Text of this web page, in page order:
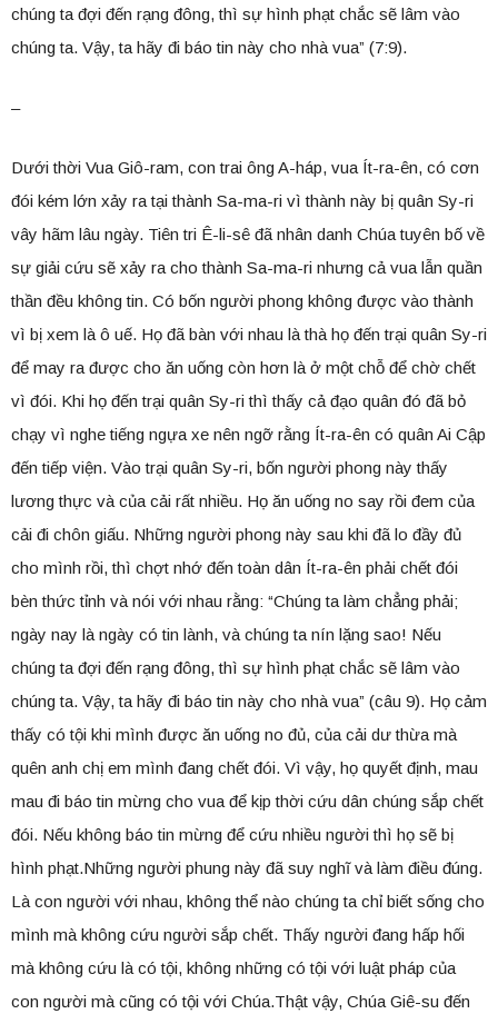
chúng ta đợi đến rạng đông, thì sự hình phạt chắc sẽ lâm vào
chúng ta. Vậy, ta hãy đi báo tin này cho nhà vua” (7:9).
–
Dưới thời Vua Giô-ram, con trai ông A-háp, vua Ít-ra-ên, có cơn
đói kém lớn xảy ra tại thành Sa-ma-ri vì thành này bị quân Sy-ri
vây hãm lâu ngày. Tiên tri Ê-li-sê đã nhân danh Chúa tuyên bố về
sự giải cứu sẽ xảy ra cho thành Sa-ma-ri nhưng cả vua lẫn quần
thần đều không tin. Có bốn người phong không được vào thành
vì bị xem là ô uế. Họ đã bàn với nhau là thà họ đến trại quân Sy-ri
để may ra được cho ăn uống còn hơn là ở một chỗ để chờ chết
vì đói. Khi họ đến trại quân Sy-ri thì thấy cả đạo quân đó đã bỏ
chạy vì nghe tiếng ngựa xe nên ngỡ rằng Ít-ra-ên có quân Ai Cập
đến tiếp viện. Vào trại quân Sy-ri, bốn người phong này thấy
lương thực và của cải rất nhiều. Họ ăn uống no say rồi đem của
cải đi chôn giấu. Những người phong này sau khi đã lo đầy đủ
cho mình rồi, thì chợt nhớ đến toàn dân Ít-ra-ên phải chết đói
bèn thức tỉnh và nói với nhau rằng: “Chúng ta làm chẳng phải;
ngày nay là ngày có tin lành, và chúng ta nín lặng sao! Nếu
chúng ta đợi đến rạng đông, thì sự hình phạt chắc sẽ lâm vào
chúng ta. Vậy, ta hãy đi báo tin này cho nhà vua” (câu 9). Họ cảm
thấy có tội khi mình được ăn uống no đủ, của cải dư thừa mà
quên anh chị em mình đang chết đói. Vì vậy, họ quyết định, mau
mau đi báo tin mừng cho vua để kịp thời cứu dân chúng sắp chết
đói. Nếu không báo tin mừng để cứu nhiều người thì họ sẽ bị
hình phạt.Những người phung này đã suy nghĩ và làm điều đúng.
Là con người với nhau, không thể nào chúng ta chỉ biết sống cho
mình mà không cứu người sắp chết. Thấy người đang hấp hối
mà không cứu là có tội, không những có tội với luật pháp của
con người mà cũng có tội với Chúa.Thật vậy, Chúa Giê-su đến